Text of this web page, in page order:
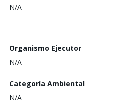
N/A
Organismo Ejecutor
N/A
Categoría Ambiental
N/A